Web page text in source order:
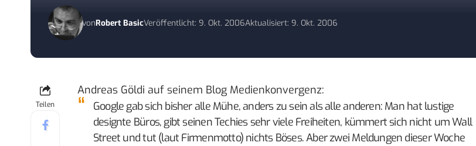
vonRobert BasicVeröffentlicht: 9. Okt. 2006Aktualisiert: 9. Okt. 2006
Teilen
Andreas Göldi auf seinem Blog Medienkonvergenz:
Google gab sich bisher alle Mühe, anders zu sein als alle anderen: Man hat lustige
designte Büros, gibt seinen Techies sehr viele Freiheiten, kümmert sich nicht um Wall
Street und tut (laut Firmenmotto) nichts Böses. Aber zwei Meldungen dieser Woche